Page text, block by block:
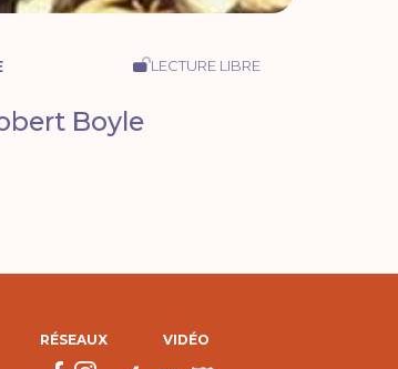
LECTURE LIBRE
Boyle
RÉSEAUX VIDÉO